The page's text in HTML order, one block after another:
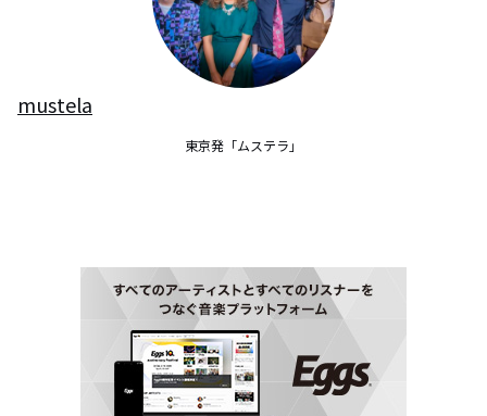
mustela
東京発「ムステラ」